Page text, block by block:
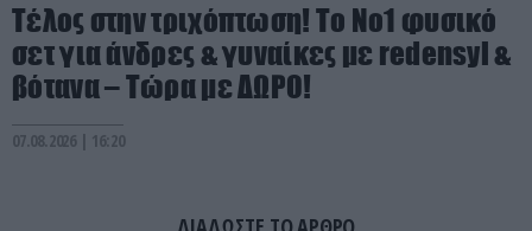
Τέλος στην τριχόπτωση! Το Νο1 φυσικό
σετ για άνδρες & γυναίκες με redensyl &
βότανα – Τώρα με ΔΩΡΟ!
07.08.2026 | 16:20